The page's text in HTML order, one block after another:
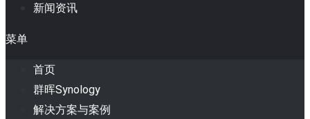
新闻资讯
菜单
首页
群晖Synology
解决方案与案例